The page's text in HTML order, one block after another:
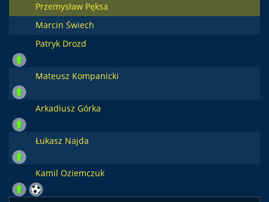
Przemysław Pęksa
Marcin Świech
Patryk Drozd
Mateusz Kompanicki
Arkadiusz Górka
Łukasz Najda
Kamil Oziemczuk